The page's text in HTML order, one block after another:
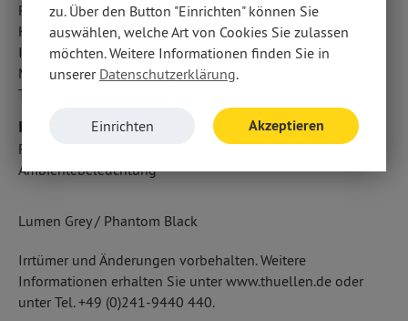
Radio
Kabelloses Laden für Handys
Informations- und Servicesystem
Multi-Funktions-Display
Touchscreen Bedienung
Interieur
Rücksitze klappbar
Ambientebeleuchtung
Lumen Grey / Phantom Black
Irrtümer und Änderungen vorbehalten. Weitere
Informationen erhalten Sie unter www.thuellen.de oder
unter Tel. +49 (0)241-9440 440.
zu. Über den Button "Einrichten" können Sie
auswählen, welche Art von Cookies Sie zulassen
möchten. Weitere Informationen finden Sie in
unserer Datenschutzerklärung.
Einrichten Akzeptieren